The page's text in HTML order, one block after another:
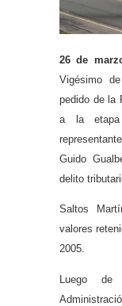
26 de
Vigésimo
pedido de la
a la etapa
Guido
delito
Saltos
valores
2005.
Luego